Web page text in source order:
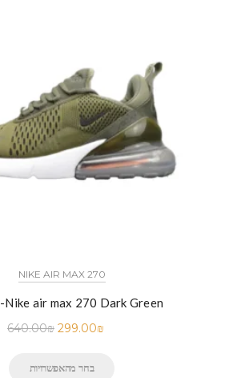
NIKE AIR MAX 270
נעלי נייק-Nike air max 270 Dark Green
640.00₪ 299.00₪
בחר מהאפשרויות